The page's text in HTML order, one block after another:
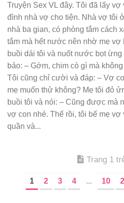
Truyện Sex VL đây. Tôi đã lấy
đình nhà vợ cho tiện. Nhà vợ tôi
nhà ba gian, có phòng tắm cách
tắm mà hết nước nên nhờ mẹ vợ
buồi dái tôi và nuốt nước bọt
bảo: – Gớm, chim cò gì mà
Tôi cũng chỉ cười và đáp: – Vợ
mẹ muốn thử không? Mẹ tôi đỏ
buồi tôi và nói: – Cũng được mà
vợ con nhé. Thế rồi, tôi bế mẹ vợ
quần và...
Trang 1
1 2 3 4 ... 10